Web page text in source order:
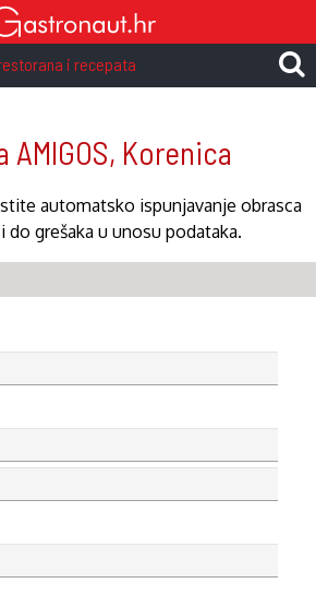
i recepata
Korenica
automatsko ispunjavanje obrasca
grešaka u unosu podataka.